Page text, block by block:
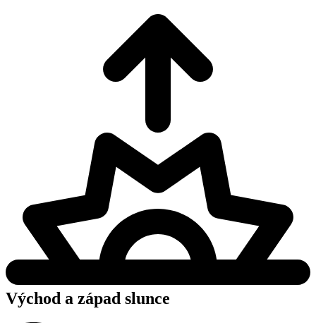
Východ a západ slunce